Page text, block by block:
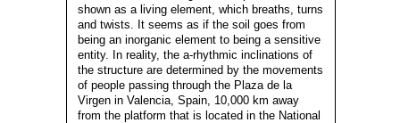
shown as a living element, which breaths, turns
and twists. It seems as if the soil goes from
being an inorganic element to being a sensitive
entity. In reality, the a-rhythmic inclinations of
the structure are determined by the movements
of people passing through the Plaza de la
Virgen in Valencia, Spain, 10,000 km away
from the platform that is located in the National